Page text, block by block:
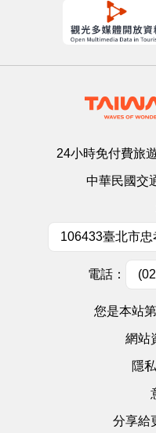
24小時免付費旅
中華民國交
106433臺北市
電話：
您是本站第
網站
隱
分享給